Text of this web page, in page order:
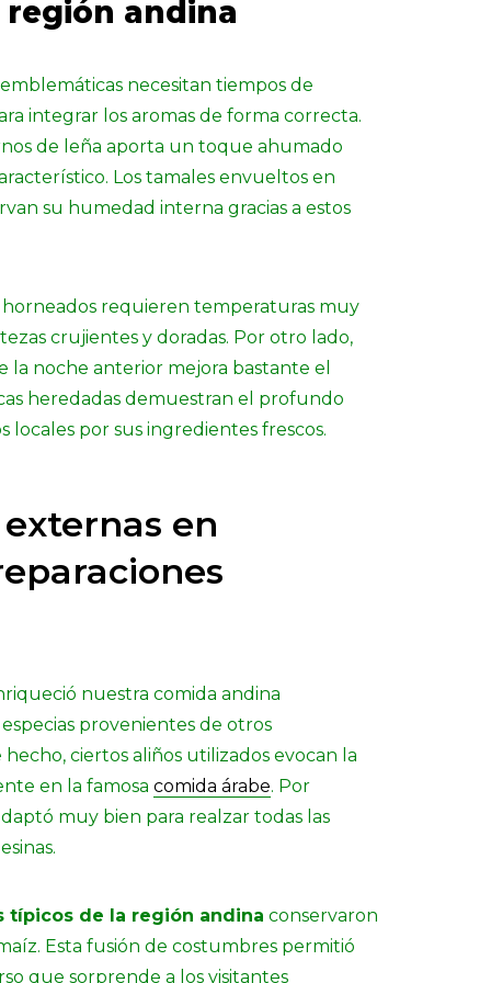
andina
necesitan tiempos de
integrar los aromas de forma correcta.
de leña aporta un toque ahumado
Los tamales envueltos en
su humedad interna gracias a estos
horneados requieren temperaturas muy
crujientes y doradas. Por otro lado,
la noche anterior mejora bastante el
heredadas demuestran el profundo
locales por sus ingredientes frescos.
en
nuestra comida andina
provenientes de otros
ciertos aliños utilizados evocan la
en la famosa comida árabe. Por
muy bien para realzar todas las
típicos de la región andina conservaron
Esta fusión de costumbres permitió
que sorprende a los visitantes